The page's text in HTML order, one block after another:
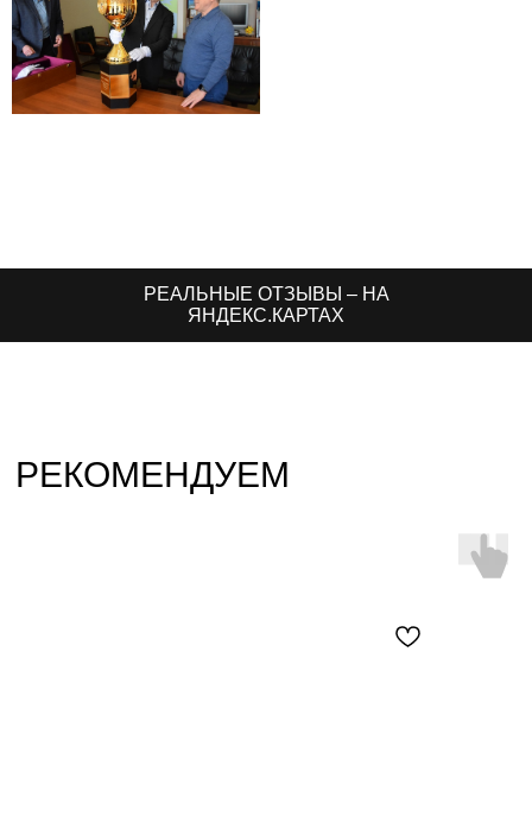
РЕАЛЬНЫЕ ОТЗЫВЫ – НА
ЯНДЕКС.КАРТАХ
РЕКОМЕНДУЕМ